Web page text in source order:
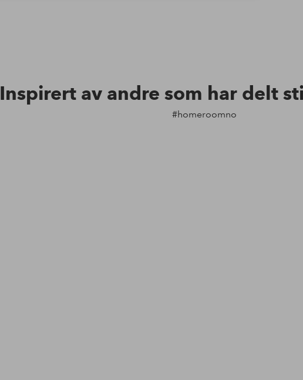
Inspirert av andre som har delt
#homeroomno